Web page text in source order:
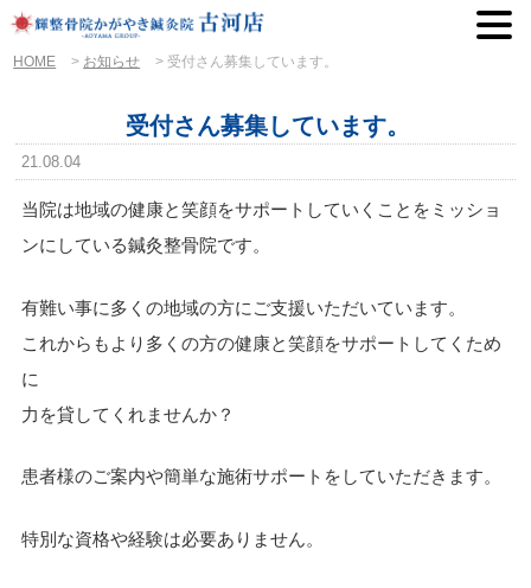
HOME > お知らせ > 受付さん募集しています。
受付さん募集しています。
21.08.04
当院は地域の健康と笑顔をサポートしていくことをミッショ
ンにしている鍼灸整骨院です。
有難い事に多くの地域の方にご支援いただいています。
これからもより多くの方の健康と笑顔をサポートしてくため
に
力を貸してくれませんか？
患者様のご案内や簡単な施術サポートをしていただきます。
特別な資格や経験は必要ありません。